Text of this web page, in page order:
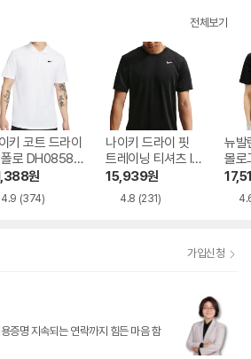
전체보기
키 코트 드라이
로 DH0858-1
원
4.9 (374)
나이키 드라이 핏
트레이닝 티셔츠 IO
1426-010
15,939원
4.8 (231)
뉴발
몰로
가입신청
증명 지속되는 연락까지 힘든 마음 함